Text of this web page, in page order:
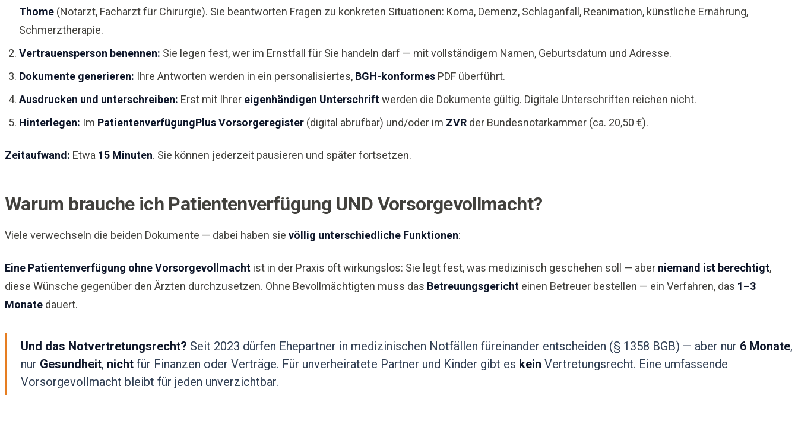
Thome (Notarzt, Facharzt für Chirurgie). Sie beantworten Fragen zu konkreten Situationen: Koma, Demenz, Schlaganfall, Reanimation, künstliche Ernährung,
Schmerztherapie.
Vertrauensperson benennen: Sie legen fest, wer im Ernstfall für Sie handeln darf — mit vollständigem Namen, Geburtsdatum und Adresse.
Dokumente generieren: Ihre Antworten werden in ein personalisiertes, BGH-konformes PDF überführt.
Ausdrucken und unterschreiben: Erst mit Ihrer eigenhändigen Unterschriftwerden die Dokumente gültig. Digitale Unterschriften reichen nicht.
Hinterlegen: Im PatientenverfügungPlus Vorsorgeregister (digital abrufbar) und/oder im ZVR der Bundesnotarkammer (ca. 20,50 €).
Zeitaufwand: Etwa 15 Minuten. Sie können jederzeit pausieren und später fortsetzen.
Warum brauche ich Patientenverfügung UND Vorsorgevollmacht?
Viele verwechseln die beiden Dokumente — dabei haben sie völlig unterschiedliche Funktionen:
Eine Patientenverfügung ohne Vorsorgevollmacht ist in der Praxis oft wirkungslos: Sie legt fest, was medizinisch geschehen soll — aber niemand ist berechtigt,
diese Wünsche gegenüber den Ärzten durchzusetzen. Ohne Bevollmächtigten muss das Betreuungsgericht einen Betreuer bestellen — ein Verfahren, das 1–3
Monate dauert.
Und das Notvertretungsrecht? Seit 2023 dürfen Ehepartner in medizinischen Notfällen füreinander entscheiden (§ 1358 BGB) — aber nur 6 Monate,
nur Gesundheit, nicht für Finanzen oder Verträge. Für unverheiratete Partner und Kinder gibt es kein Vertretungsrecht. Eine umfassende
Vorsorgevollmacht bleibt für jeden unverzichtbar.